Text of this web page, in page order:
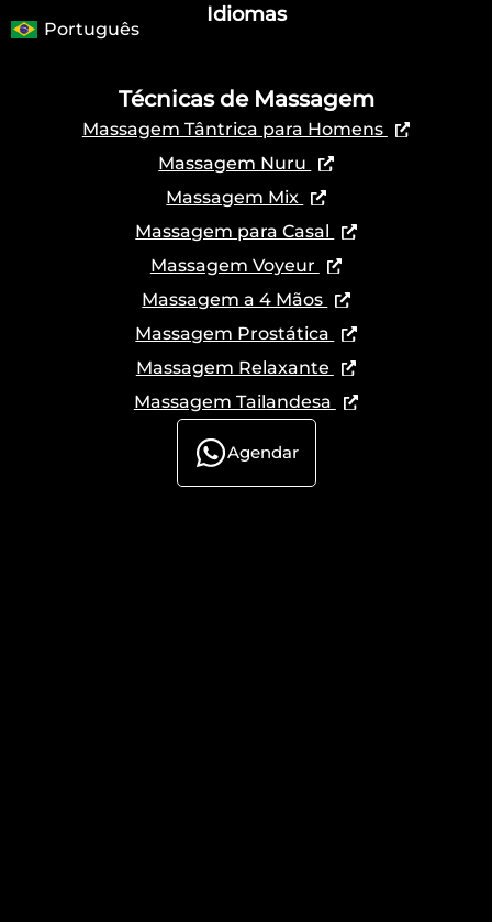
Idiomas
Português
Técnicas de Massagem
Massagem Tântrica para Homens
Massagem Nuru
Massagem Mix
Massagem para Casal
Massagem Voyeur
Massagem a 4 Mãos
Massagem Prostática
Massagem Relaxante
Massagem Tailandesa
Agendar